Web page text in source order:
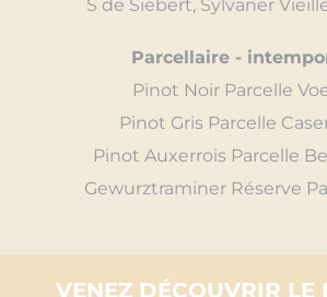
S de Siebert, Sylvaner
Parcellaire -
Pinot Noir Parcelle
Pinot Gris Parcelle
Pinot Auxerrois Parcelle
Gewurztraminer Réserve
VENEZ DÉCOUVRIR LE